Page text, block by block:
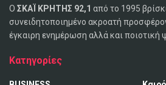
Ο ΣΚΑΪ ΚΡΗΤΗΣ 92,1 από το 1995
συνειδητοποιημένο ακροατή
έγκαιρη ενημέρωση αλλά και ποιοτική
Κατηγορίες